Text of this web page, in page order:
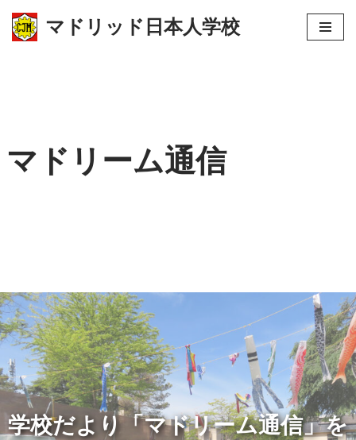
コ
へ
ス
マドリッド日本人学校
マドリーム通信
学校だより「マドリーム通信」を